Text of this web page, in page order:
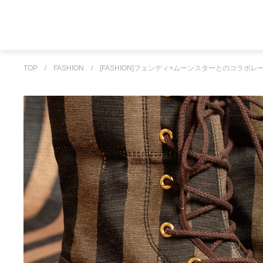
TOP / FASHION / [FASHION]フェンディ×ムーンスターとのコラボレ